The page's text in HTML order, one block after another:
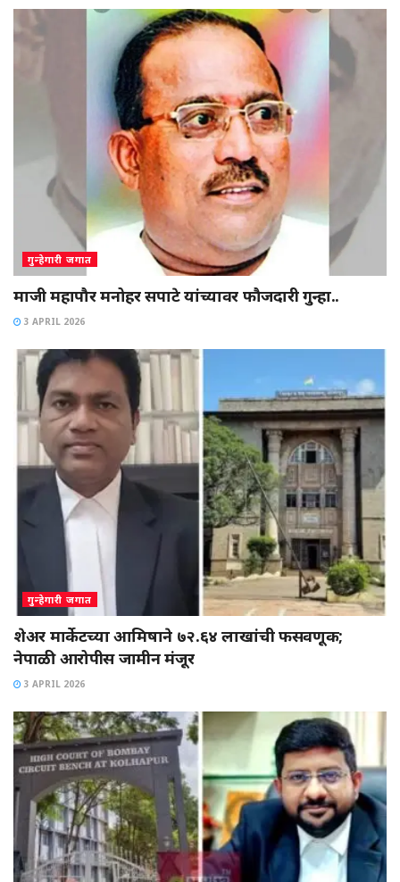
गुन्हेगारी जगात
माजी महापौर मनोहर सपाटे यांच्यावर फौजदारी गुन्हा..
3 APRIL 2026
गुन्हेगारी जगात
शेअर मार्केटच्या आमिषाने ७२.६४ लाखांची फसवणूक;
नेपाळी आरोपीस जामीन मंजूर
3 APRIL 2026